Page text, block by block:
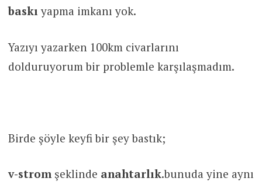
baskıyapma imkanı yok.
Yazıyı yazarken 100km civarlarını
dolduruyorum bir problemle karşılaşmadım.
Birde şöyle keyfi bir şey bastık;
v-stromşeklinde anahtarlık.bunuda yine aynı